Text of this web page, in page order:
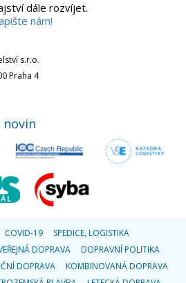
dále rozvíjet.
nám!
s.r.o.
Praha 4
COVID-19
SPEDICE, LOGISTIKA
DOPRAVA
DOPRAVNÍ POLITIKA
DOPRAVA
KOMBINOVANÁ DOPRAVA